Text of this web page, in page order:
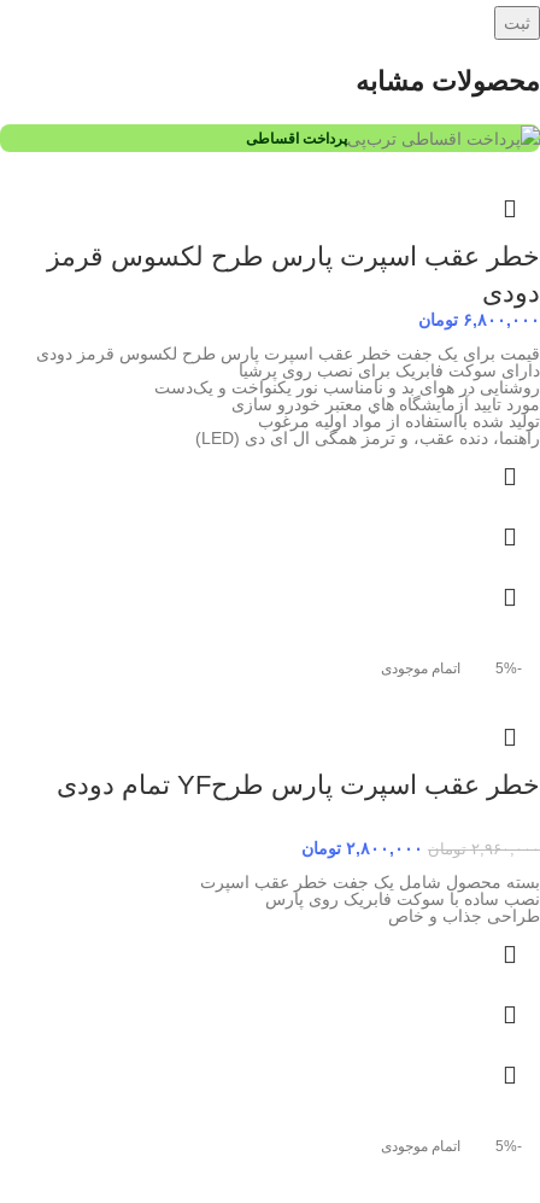
محصولات مشابه
پرداخت اقساطی
خطر عقب اسپرت پارس طرح لکسوس قرمز
دودی
۶,۸۰۰,۰۰۰ تومان
قیمت برای یک جفت خطر عقب اسپرت پارس طرح لکسوس قرمز دودی
دارای سوکت فابریک برای نصب روی پرشیا
روشنایی در هوای بد و نامناسب نور یکنواخت و یک‌دست
مورد تاييد آزمايشگاه هاي معتبر خودرو سازی
توليد شده بااستفاده از مواد اوليه مرغوب
راهنما، دنده عقب، و ترمز همگی ال ای دی (LED)
-5% اتمام موجودی
خطر عقب اسپرت پارس طرحYF تمام دودی
۲,۹۶۰,۰۰۰ تومان ۲,۸۰۰,۰۰۰ تومان
بسته محصول شامل یک جفت خطر عقب اسپرت
نصب ساده با سوکت فابریک روی پارس
طراحی جذاب و خاص
-5% اتمام موجودی